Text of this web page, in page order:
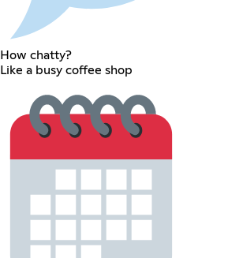
How chatty?
Like a busy coffee shop